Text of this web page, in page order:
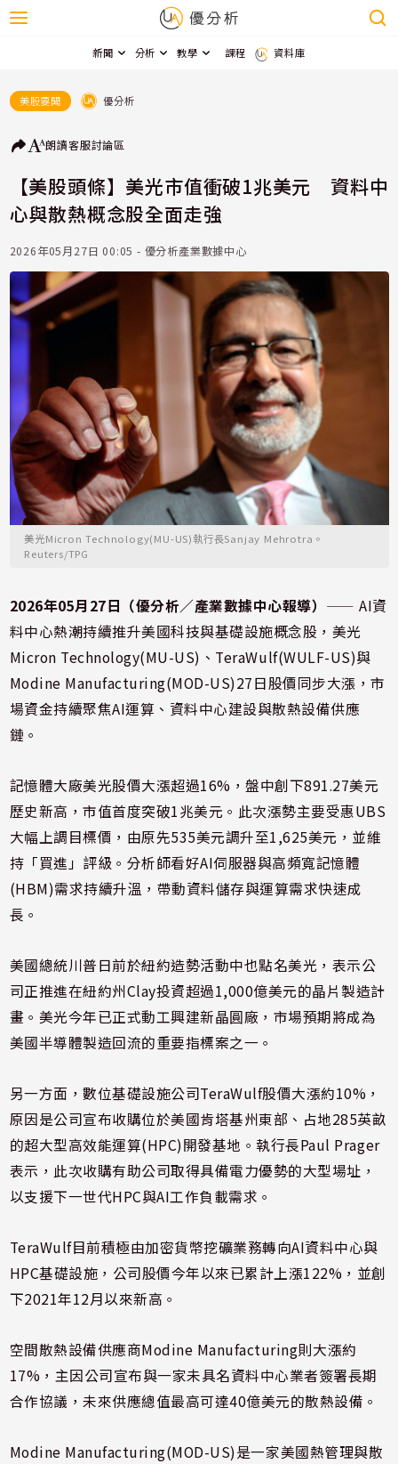
新聞 分析 教學 課程 資料庫
美股要聞 優分析
朗讀客服討論區
【美股頭條】美光市值衝破1兆美元 資料中
心與散熱概念股全面走強
2026年05月27日 00:05 - 優分析產業數據中心
美光Micron Technology(MU-US)執行長Sanjay Mehrotra。
Reuters/TPG
2026年05月27日（優分析／產業數據中心報導） ⸺ AI資
料中心熱潮持續推升美國科技與基礎設施概念股，美光
Micron Technology(MU-US)、TeraWulf(WULF-US)與
Modine Manufacturing(MOD-US)27日股價同步大漲，市
場資金持續聚焦AI運算、資料中心建設與散熱設備供應
鏈。
記憶體大廠美光股價大漲超過16%，盤中創下891.27美元
歷史新高，市值首度突破1兆美元。此次漲勢主要受惠UBS
大幅上調目標價，由原先535美元調升至1,625美元，並維
持「買進」評級。分析師看好AI伺服器與高頻寬記憶體
(HBM)需求持續升溫，帶動資料儲存與運算需求快速成
長。
美國總統川普日前於紐約造勢活動中也點名美光，表示公
司正推進在紐約州Clay投資超過1,000億美元的晶片製造計
畫。美光今年已正式動工興建新晶圓廠，市場預期將成為
美國半導體製造回流的重要指標案之一。
另一方面，數位基礎設施公司TeraWulf股價大漲約10%，
原因是公司宣布收購位於美國肯塔基州東部、占地285英畝
的超大型高效能運算(HPC)開發基地。執行長Paul Prager
表示，此次收購有助公司取得具備電力優勢的大型場址，
以支援下一世代HPC與AI工作負載需求。
TeraWulf目前積極由加密貨幣挖礦業務轉向AI資料中心與
HPC基礎設施，公司股價今年以來已累計上漲122%，並創
下2021年12月以來新高。
空間散熱設備供應商Modine Manufacturing則大漲約
17%，主因公司宣布與一家未具名資料中心業者簽署長期
合作協議，未來供應總值最高可達40億美元的散熱設備。
Modine Manufacturing(MOD-US)是一家美國熱管理與散